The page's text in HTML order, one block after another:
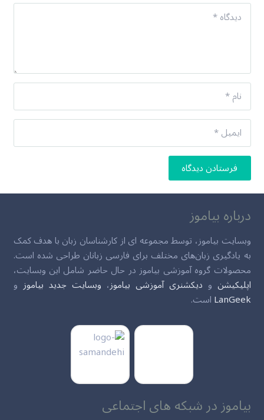
فرستادن دیدگاه
درباره بیاموز
وبسایت بیاموز، توسط مجموعه ای از کارشناسان زبان با هدف کمک
به یادگیری زبان‌های مختلف برای فارسی زبانان طراحی شده است.
محصولات گروه آموزشی بیاموز در حال حاضر شامل این وبسایت،
اپلیکیشن و دیکشنری آموزشی بیاموز، وبسایت جدید بیاموز و
LanGeekاست.
بیاموز در شبکه های اجتماعی